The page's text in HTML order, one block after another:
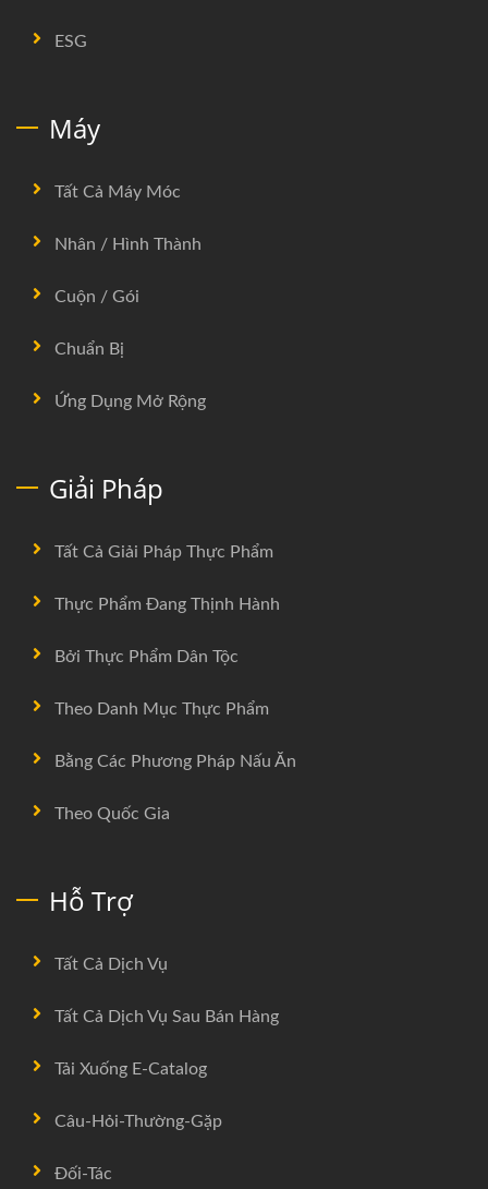
ESG
Máy
Tất Cả Máy Móc
Nhân / Hình Thành
Cuộn / Gói
Chuẩn Bị
Ứng Dụng Mở Rộng
Giải Pháp
Tất Cả Giải Pháp Thực Phẩm
Thực Phẩm Đang Thịnh Hành
Bởi Thực Phẩm Dân Tộc
Theo Danh Mục Thực Phẩm
Bằng Các Phương Pháp Nấu Ăn
Theo Quốc Gia
Hỗ Trợ
Tất Cả Dịch Vụ
Tất Cả Dịch Vụ Sau Bán Hàng
Tải Xuống E-Catalog
Câu-Hỏi-Thường-Gặp
Đối-Tác